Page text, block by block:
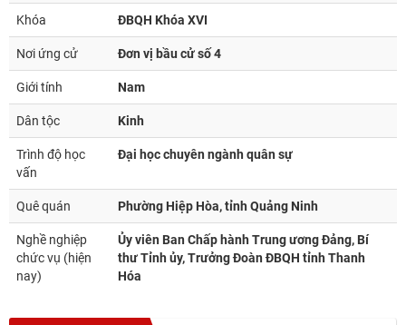
Khóa ĐBQH Khóa XVI
Nơi ứng cử Đơn vị bầu cử số 4
Giới tính Nam
Dân tộc Kinh
Trình độ học
vấn
Đại học chuyên ngành quân sự
Quê quán Phường Hiệp Hòa, tỉnh Quảng Ninh
Nghề nghiệp
chức vụ (hiện
nay)
Ủy viên Ban Chấp hành Trung ương Đảng, Bí
thư Tỉnh ủy, Trưởng Đoàn ĐBQH tỉnh Thanh
Hóa